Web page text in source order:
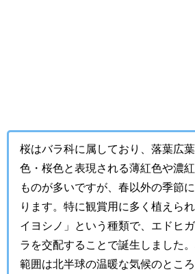
桜はバラ科に属しており、落葉広
色・桜色と表現される薄紅色や濃
ものが多いですが、春以外の季節
ります。特に観賞用に多く植えら
イヨシノ」という種類で、エドヒ
ラを交配することで誕生しました
範囲は北半球の温暖な気候のとこ